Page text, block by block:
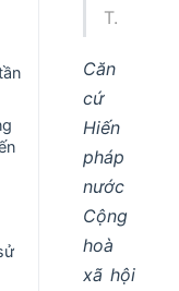
T.
Căn
cứ
Hiến
pháp
nước
Cộng
hoà
xã hội